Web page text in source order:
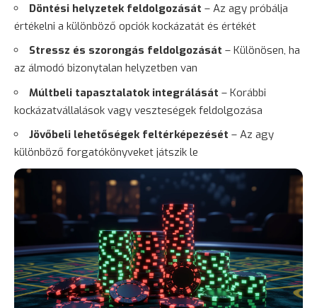
Döntési helyzetek feldolgozását – Az agy próbálja
értékelni a különböző opciók kockázatát és értékét
Stressz és szorongás feldolgozását – Különösen, ha
az álmodó bizonytalan helyzetben van
Múltbeli tapasztalatok integrálását – Korábbi
kockázatvállalások vagy veszteségek feldolgozása
Jövőbeli lehetőségek feltérképezését – Az agy
különböző forgatókönyveket játszik le